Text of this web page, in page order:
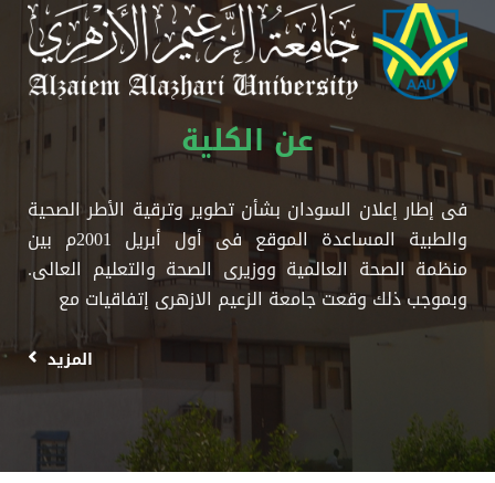
عن الكلية
فى إطار إعلان السودان بشأن تطوير وترقية الأطر الصحية
والطبية المساعدة الموقع فى أول أبريل 2001م بين
منظمة الصحة العالمية ووزيرى الصحة والتعليم العالى.
وبموجب ذلك وقعت جامعة الزعيم الازهرى إتفاقيات مع
المزيد